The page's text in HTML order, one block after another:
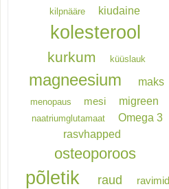
kilpnääre kiudaine
kolesterool
kurkum küüslauk
magneesium maks
menopaus mesi migreen
naatriumglutamaat
Omega 3
rasvhapped
osteoporoos
põletik raud ravimid